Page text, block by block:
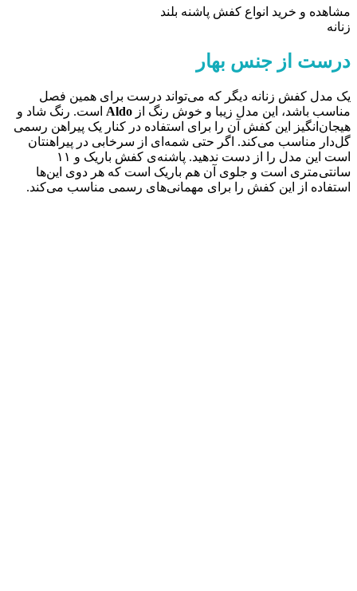
مشاهده و خرید انواع کفش پاشنه بلند
زنانه
درست از جنس بهار
یک مدل کفش زنانه دیگر که می‌تواند درست برای همین فصل
مناسب باشد، این مدل زیبا و خوش رنگ از Aldo است. رنگ شاد و
هیجان‌انگیز این کفش آن را برای استفاده در کنار یک پیراهن رسمی
گل‌دار مناسب می‌کند. اگر حتی شمه‌ای از سرخابی در پیراهنتان
است این مدل را از دست ندهید. پاشنه‌ی کفش باریک و ۱۱
سانتی‌متری است و جلوی آن هم باریک است که هر دوی این‌ها
استفاده از این کفش را برای مهمانی‌های رسمی مناسب می‌کند.